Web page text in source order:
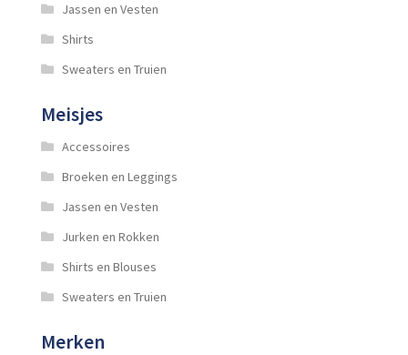
Jassen en Vesten
Shirts
Sweaters en Truien
Meisjes
Accessoires
Broeken en Leggings
Jassen en Vesten
Jurken en Rokken
Shirts en Blouses
Sweaters en Truien
Merken